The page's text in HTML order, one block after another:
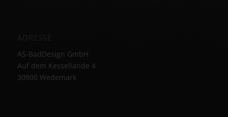
AS-BadDesign GmbH
Auf dem Kessellande 4
30900 Wedemark